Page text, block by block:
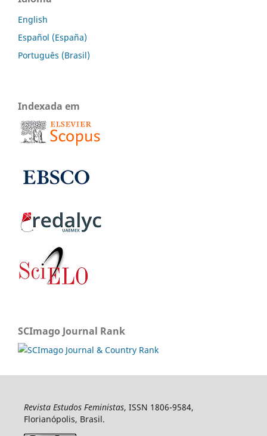
English
Español (España)
Português (Brasil)
Indexada em
SCImago Journal Rank
Revista Estudos Feministas, ISSN 1806-9584,
Florianópolis, Brasil.